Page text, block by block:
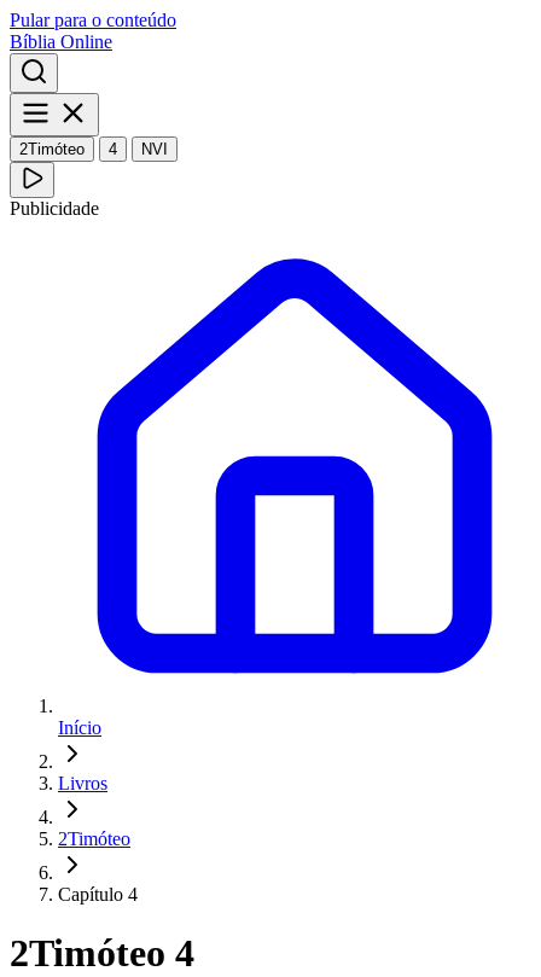
Pular para o conteúdo
Bíblia Online
2Timóteo 4 NVI
Publicidade
Início
Livros
2Timóteo
Capítulo 4
2Timóteo 4